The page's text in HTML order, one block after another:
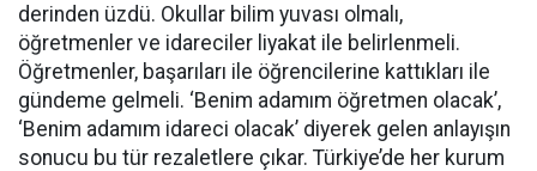
derinden üzdü. Okullar bilim yuvası olmalı,
öğretmenler ve idareciler liyakat ile belirlenmeli.
Öğretmenler, başarıları ile öğrencilerine kattıkları ile
gündeme gelmeli. ‘Benim adamım öğretmen olacak’,
‘Benim adamım idareci olacak’ diyerek gelen anlayışın
sonucu bu tür rezaletlere çıkar. Türkiye’de her kurum